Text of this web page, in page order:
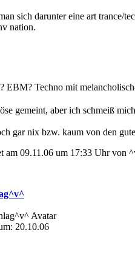
sich darunter eine art trance/
nation.
EBM? Techno mit
gemeint, aber ich schmeiß
gar nix bzw. kaum von den
am 09.11.06 um 17:33 Uhr
20.10.06